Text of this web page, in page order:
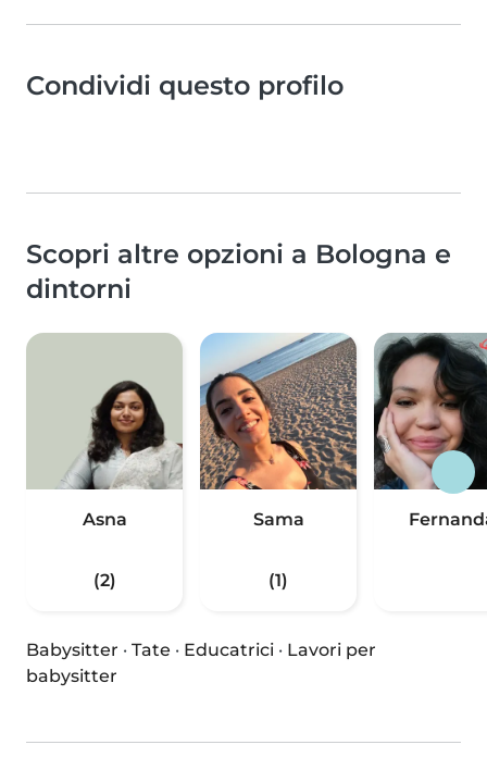
Condividi questo profilo
Scopri altre opzioni a Bologna e
dintorni
Asna
(2)
Sama
(1)
Babysitter · Tate · Educatrici · Lavori per
babysitter